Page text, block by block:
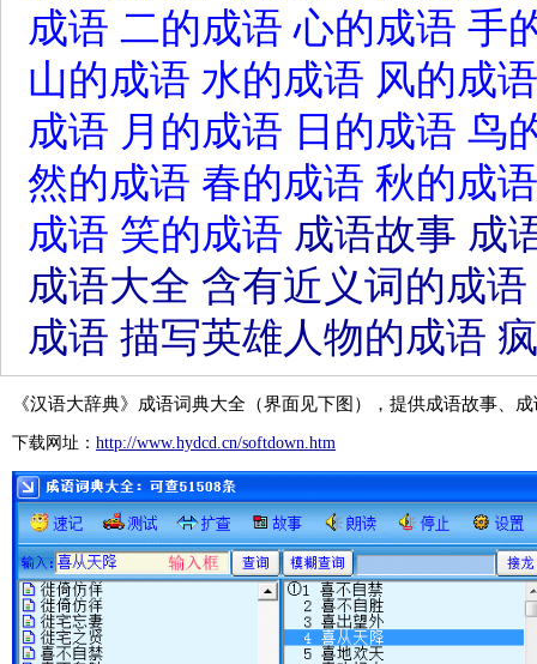
成语 二的成语 心的成语 手
山的成语 水的成语 风的成语
成语 月的成语 日的成语 鸟
然的成语 春的成语 秋的成语
成语 笑的成语 成语故事 成
成语大全 含有近义词的成语
成语 描写英雄人物的成语
《汉语大辞典》成语词典大全（界面见下图），提供成语故事、
下载网址： http://www.hydcd.cn/softdown.htm